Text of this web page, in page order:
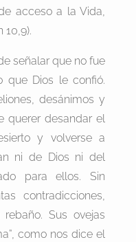
acceso a la Vida,
10,9).
señalar que no fue
que Dios le confió.
desánimos y
querer desandar el
y volverse a
ni de Dios ni del
para ellos. Sin
contradicciones,
Sus ovejas
como nos dice el